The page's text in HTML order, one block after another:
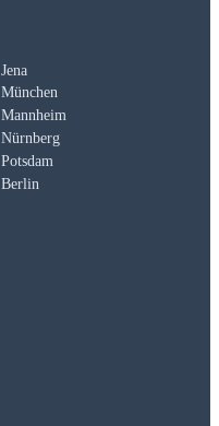
Jena
München
Mannheim
Nürnberg
Potsdam
Berlin